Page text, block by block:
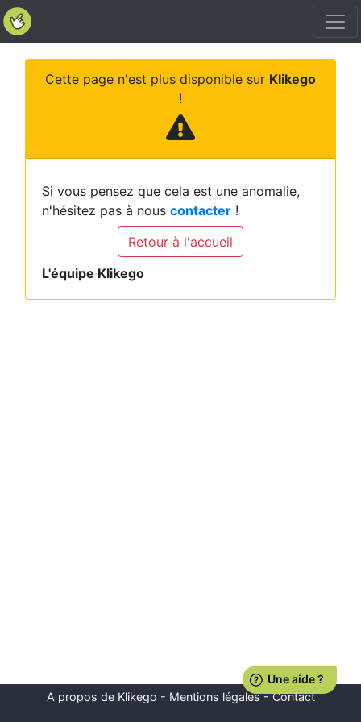
Cette page n'est plus disponible sur Klikego
!
Si vous pensez que cela est une anomalie,
n'hésitez pas à nous contacter !
Retour à l'accueil
L'équipe Klikego
A propos de Klikego - Mentions légales-Contact